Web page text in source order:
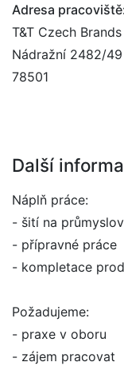
Adresa
T&T Czech
Nádražní 2482/49
78501
Další
Náplň práce:
- šití na
- přípravné práce
- kompletace
Požadujeme:
- praxe v oboru
- zájem pracovat